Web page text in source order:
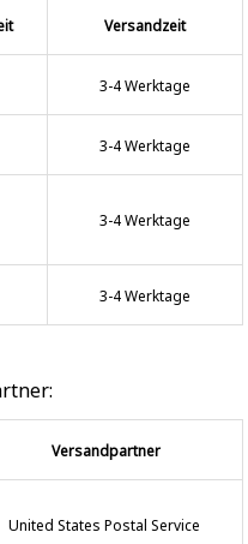
Versandzeit
3-4 Werktage
3-4 Werktage
3-4 Werktage
3-4 Werktage
Versandpartner
United States Postal Service